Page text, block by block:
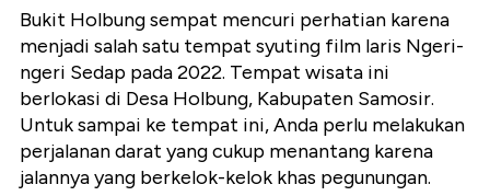
Bukit Holbung sempat mencuri perhatian karena
menjadi salah satu tempat syuting film laris Ngeri-
ngeri Sedap pada 2022. Tempat wisata ini
berlokasi di Desa Holbung, Kabupaten Samosir.
Untuk sampai ke tempat ini, Anda perlu melakukan
perjalanan darat yang cukup menantang karena
jalannya yang berkelok-kelok khas pegunungan.